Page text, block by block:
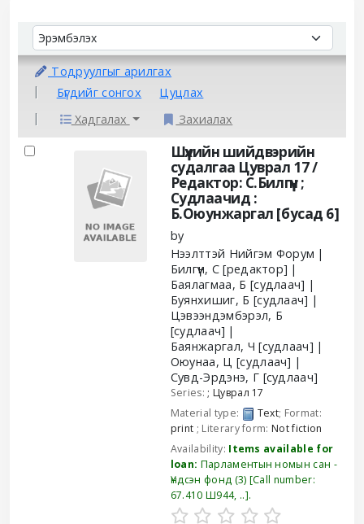
Sort
Sort by:
Тодруулгыг арилгах
Бүгдийг сонгох
Цуцлах
Хадгалах
Захиалах
Results
Шүүхийн шийдвэрийн
судалгаа Цуврал 17 /
Редактор: С.Билгүүн ;
Судлаачид :
Б.Оюунжаргал [бусад 6]
by
Нээлттэй Нийгэм Форум
Билгүүн, С[редактор]
Баялагмаа, Б [судлаач]
Буянхишиг, Б [судлаач]
Цэвээндэмбэрэл, Б
[судлаач]
Баянжаргал, Ч [судлаач]
Оюунаа, Ц [судлаач]
Сувд-Эрдэнэ, Г [судлаач]
Series: ; Цуврал 17
Material type:
Text; Format:
print ; Literary form:Not fiction
Availability: Items available for
loan: Парламентын номын сан -
Үндсэн фонд (3) Call number:
67.410 Ш944, .. .